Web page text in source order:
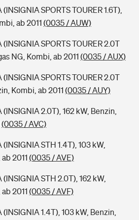
SPORTS TOURER 1.6T),
ab 2011 (0035 / AUW)
SPORTS TOURER 2.0T
NG, Kombi, ab 2011 (0035 / AUX)
SPORTS TOURER 2.0T
Kombi, ab 2011 (0035 / AUY)
2.0T), 162 kW, Benzin,
(0035 / AVC)
STH 1.4T), 103 kW,
2011 (0035 / AVE)
STH 2.0T), 162 kW,
2011 (0035 / AVF)
1.4T), 103 kW, Benzin,